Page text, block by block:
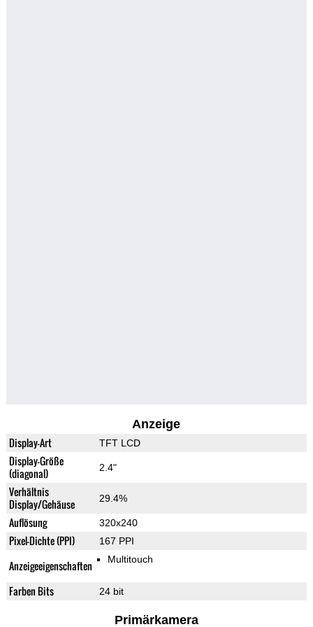
Anzeige
Display-Art TFT LCD
Display-Größe
(diagonal)
2.4"
Verhältnis
Display/Gehäuse
29.4%
Auflösung 320x240
Pixel-Dichte (PPI) 167 PPI
Anzeigeeigenschaften Multitouch
Farben Bits 24 bit
Primärkamera